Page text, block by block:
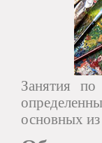
Занятия по
основных